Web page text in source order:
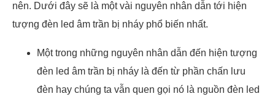
nên. Dưới đây sẽ là một vài nguyên nhân dẫn tới hiện
tượng đèn led âm trần bị nháy phổ biến nhất.
Một trong những nguyên nhân dẫn đến hiện tượng
đèn led âm trần bị nháy là đến từ phần chấn lưu
đèn hay chúng ta vẫn quen gọi nó là nguồn đèn led